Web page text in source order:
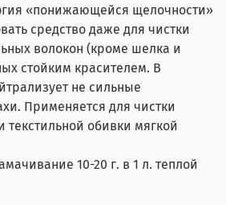
«понижающейся щелочности»
средство даже для чистки
волокон (кроме шелка и
стойким красителем. В
не сильные
Применяется для чистки
текстильной обивки мягкой
10-20 г. в 1 л. теплой